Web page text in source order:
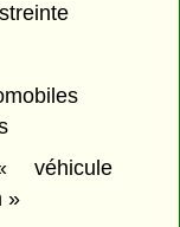
véhicule
»